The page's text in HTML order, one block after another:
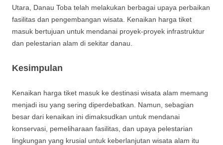
Utara, Danau Toba telah melakukan berbagai upaya perbaikan
fasilitas dan pengembangan wisata. Kenaikan harga tiket
masuk bertujuan untuk mendanai proyek-proyek infrastruktur
dan pelestarian alam di sekitar danau.
Kesimpulan
Kenaikan harga tiket masuk ke destinasi wisata alam memang
menjadi isu yang sering diperdebatkan. Namun, sebagian
besar dari kenaikan ini dimaksudkan untuk mendanai
konservasi, pemeliharaan fasilitas, dan upaya pelestarian
lingkungan yang krusial untuk keberlanjutan wisata alam itu